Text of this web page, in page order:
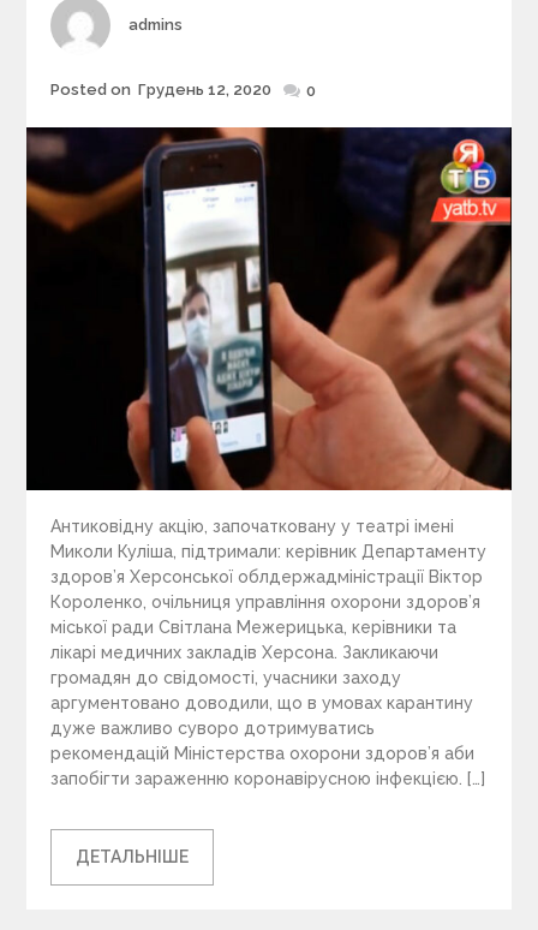
s
Author
admins
Posted
Posted on Грудень 12, 2020 0
Антиковідну акцію, започатковану у театрі імені
Миколи Куліша, підтримали: керівник Департаменту
здоров’я Херсонської облдержадміністрації Віктор
Короленко, очільниця управління охорони здоров’я
міської ради Світлана Межерицька, керівники та
лікарі медичних закладів Херсона. Закликаючи
громадян до свідомості, учасники заходу
аргументовано доводили, що в умовах карантину
дуже важливо суворо дотримуватись
рекомендацій Міністерства охорони здоров’я аби
запобігти зараженню коронавірусною інфекцією. […]
ДЕТАЛЬНІШЕ